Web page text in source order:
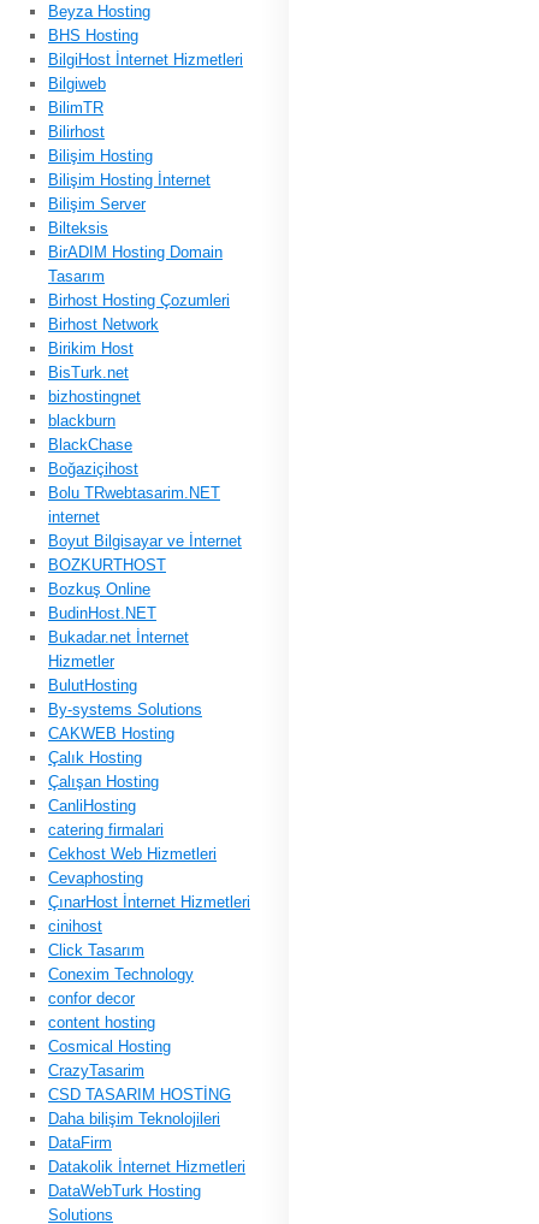
Beyza Hosting
BHS Hosting
BilgiHost İnternet Hizmetleri
Bilgiweb
BilimTR
Bilirhost
Bilişim Hosting
Bilişim Hosting İnternet
Bilişim Server
Bilteksis
BirADIM Hosting Domain
Tasarım
Birhost Hosting Çozumleri
Birhost Network
Birikim Host
BisTurk.net
bizhostingnet
blackburn
BlackChase
Boğaziçihost
Bolu TRwebtasarim.NET
internet
Boyut Bilgisayar ve İnternet
BOZKURTHOST
Bozkuş Online
BudinHost.NET
Bukadar.net İnternet
Hizmetler
BulutHosting
By-systems Solutions
CAKWEB Hosting
Çalık Hosting
Çalışan Hosting
CanliHosting
catering firmalari
Cekhost Web Hizmetleri
Cevaphosting
ÇınarHost İnternet Hizmetleri
cinihost
Click Tasarım
Conexim Technology
confor decor
content hosting
Cosmical Hosting
CrazyTasarim
CSD TASARIM HOSTİNG
Daha bilişim Teknolojileri
DataFirm
Datakolik İnternet Hizmetleri
DataWebTurk Hosting
Solutions